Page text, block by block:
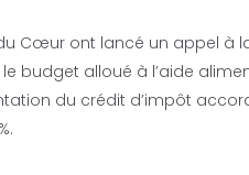
Cœur ont lancé un appel à
budget alloué à l’aide
du crédit d’impôt